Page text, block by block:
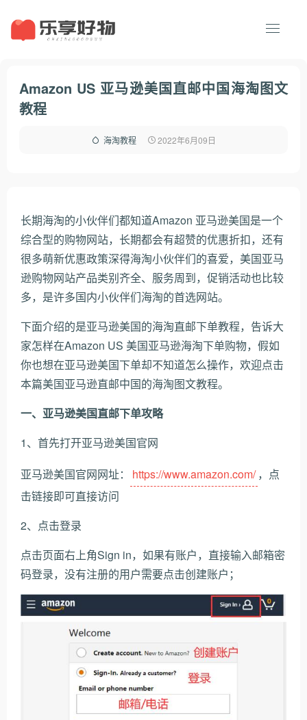
Amazon US 亚马逊美国直邮中国海淘图文
教程
海淘教程 2022年6月09日
长期海淘的小伙伴们都知道Amazon 亚马逊美国是一个
综合型的购物网站，长期都会有超赞的优惠折扣，还有
很多萌新优惠政策深得海淘小伙伴们的喜爱，美国亚马
逊购物网站产品类别齐全、服务周到，促销活动也比较
多，是许多国内小伙伴们海淘的首选网站。
下面介绍的是亚马逊美国的海淘直邮下单教程，告诉大
家怎样在Amazon US 美国亚马逊海淘下单购物，假如
你也想在亚马逊美国下单却不知道怎么操作，欢迎点击
本篇美国亚马逊直邮中国的海淘图文教程。
一、亚马逊美国直邮下单攻略
1、首先打开亚马逊美国官网
亚马逊美国官网网址：
https://www.amazon.com/ ，点
击链接即可直接访问
2、点击登录
点击页面右上角Sign in，如果有账户，直接输入邮箱密
码登录，没有注册的用户需要点击创建账户；